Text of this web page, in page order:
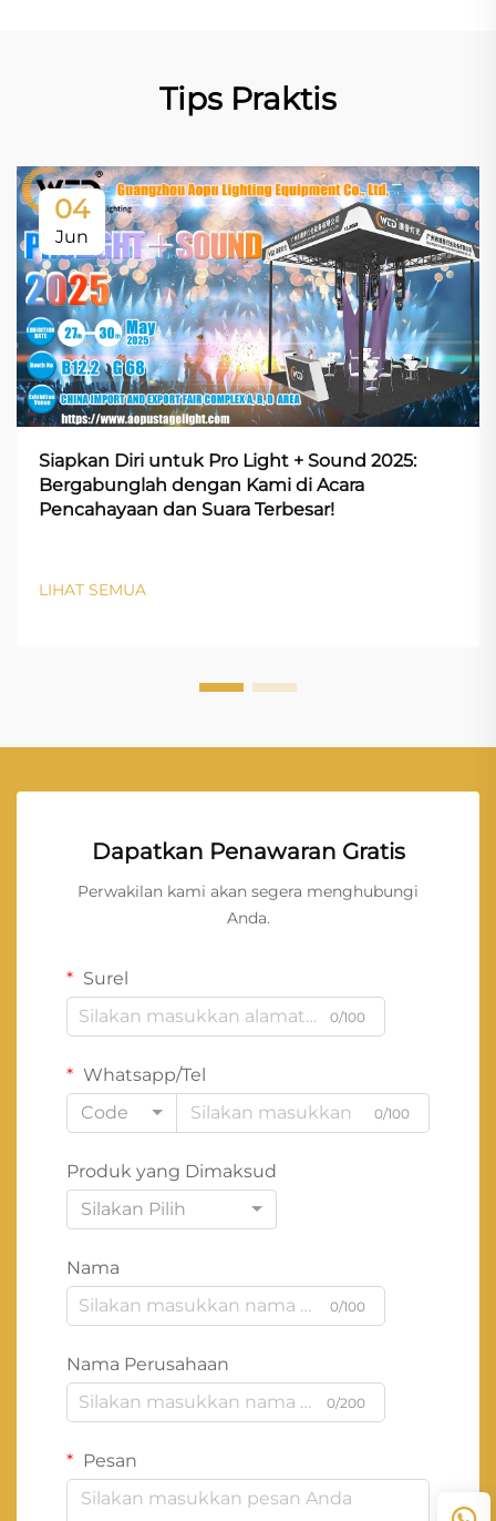
Tips Praktis
04
Jun
Siapkan Diri untuk Pro Light + Sound 2025:
Bergabunglah dengan Kami di Acara
Pencahayaan dan Suara Terbesar!
LIHAT SEMUA
Dapatkan Penawaran Gratis
Perwakilan kami akan segera menghubungi
Anda.
Surel
0/100
Whatsapp/Tel
Code
0/100
Produk yang Dimaksud
Silakan Pilih
Nama
0/100
Nama Perusahaan
0/200
Pesan